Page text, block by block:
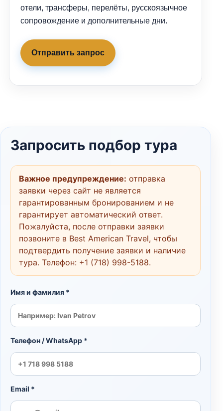
отели, трансферы, перелёты, русскоязычное
сопровождение и дополнительные дни.
Отправить запрос
Запросить подбор тура
Важное предупреждение: отправка
заявки через сайт не является
гарантированным бронированием и не
гарантирует автоматический ответ.
Пожалуйста, после отправки заявки
позвоните в Best American Travel, чтобы
подтвердить получение заявки и наличие
тура. Телефон: +1 (718) 998-5188.
Имя и фамилия *
Телефон / WhatsApp *
Email *